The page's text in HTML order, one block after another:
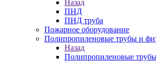
Назад
ПНД
ПНД труба
Пожарное оборудование
Полипропиленовые трубы и
Назад
Полипропиленовые